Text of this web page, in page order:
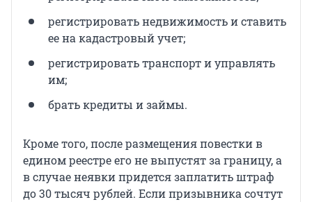
регистрировать недвижимость и ставить
ее на кадастровый учет;
регистрировать транспорт и управлять
им;
брать кредиты и займы.
Кроме того, после размещения повестки в
едином реестре его не выпустят за границу, а
в случае неявки придется заплатить штраф
до 30 тысяч рублей. Если призывника сочтут